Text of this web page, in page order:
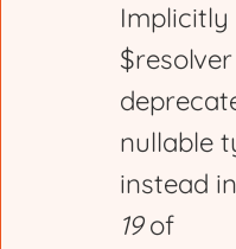
nullable
instead in
19of